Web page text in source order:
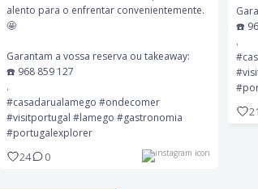
24 0
alento para o enfrentar convenientemente.
🤩
Garantam a vossa reserva ou takeaway:
☎️ 968 859 127
.
#casadarualamego #ondecomer
#visitportugal #lamego #gastronomia
#portugalexplorer
24 0
☎️
.
21